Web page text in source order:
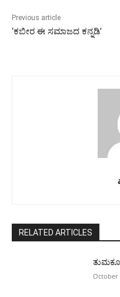
Previous article
‘ಕಬೀರ ಈ ಸಮಾಜದ ಕನ್ನಡಿ’
RELATED ARTICLES
October